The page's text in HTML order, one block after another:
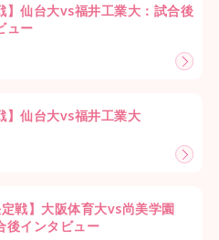
】仙台大vs福井工業大：試合後
ュー
】仙台大vs福井工業大
定戦】大阪体育大vs尚美学園
後インタビュー